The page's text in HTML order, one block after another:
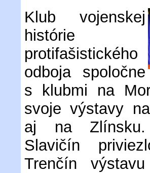
Klub vojenskej
histórie
protifašistického
odboja spoločne
s klubmi na
svoje výstavy
aj na Zlínsku.
Slavičín
Trenčín